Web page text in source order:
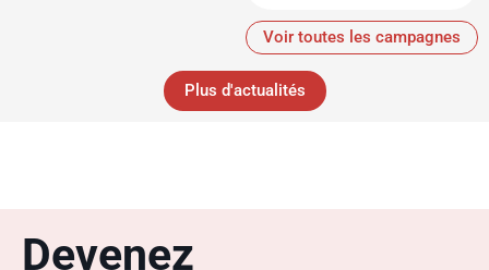
Voir toutes les campagnes
Plus d'actualités
Devenez